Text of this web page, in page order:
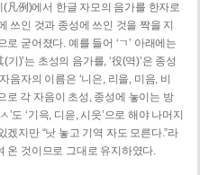
(凡例)에서 한글 자모의 음가를 한자로
쓰인 것과 종성에 쓰인 것을 짝을 지
굳어졌다. 예를 들어 ‘ㄱ’ 아래에는
기)’는 초성의 음가를, ‘役(역)’은 종성
음자의 이름은 ‘니은, 리을, 미음, 비
로 각 자음이 초성, 종성에 놓이는 방
’도 ‘기윽, 디읃, 시읏’으로 해야 나머지
지만 “낫 놓고 기역 자도 모른다.”라
온 것이므로 그대로 유지하였다.